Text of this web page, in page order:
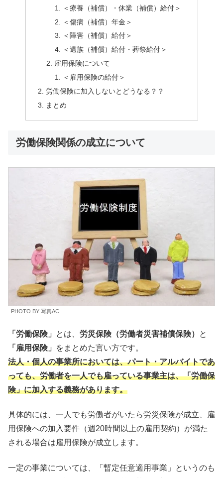
＜療養（補償）・休業（補償）給付＞
＜傷病（補償）年金＞
＜障害（補償）給付＞
＜遺族（補償）給付・葬祭給付＞
雇用保険について
＜雇用保険の給付＞
労働保険に加入しないとどうなる？？
まとめ
労働保険関係の成立について
PHOTO BY 写真AC
「労働保険」 とは、 労災保険（労働者災害補償保険）
と
「雇用保険」
をまとめた言い方です。
法人・個人の事業所においては、パート・アルバイトであ
っても、労働者を一人でも雇っている事業主は、「労働保
険」に加入する義務があります。
具体的には、一人でも労働者がいたら労災保険が成立、雇
用保険への加入要件（週20時間以上の雇用契約）が満た
される場合は雇用保険が成立します。
一定の事業については、「暫定任意適用事業」というのも